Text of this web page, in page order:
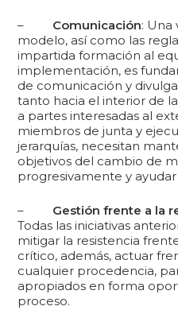
– Comunicación: Una
modelo, así como las
impartida formación al
implementación, es
de comunicación y
tanto hacia el interior de
a partes interesadas al
miembros de junta y
jerarquías, necesitan
objetivos del cambio de
progresivamente y
– Gestión frente a la
Todas las iniciativas
mitigar la resistencia
crítico, además, actuar
cualquier procedencia,
apropiados en forma
proceso.